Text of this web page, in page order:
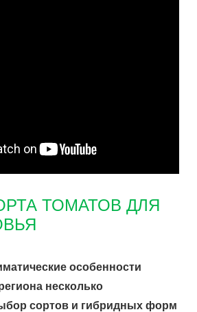
ТОМАТОВ ДЛЯ
особенности
несколько
сортов и гибридных форм